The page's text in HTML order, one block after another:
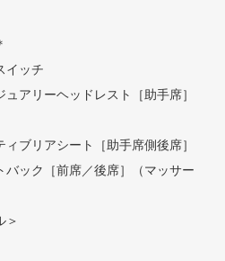
イッチ
アリーヘッドレスト［助手席］
ブリアシート［助手席側後席］
バック［前席／後席］（マッサー
＞